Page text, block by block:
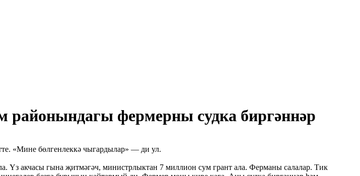
фермерны судка биргәннәр
«Мине бөлгенлеккә чыгардылар» — ди ул.
Үз акчасы гына җитмәгәч, министрлыктан 7 миллион сум грант ала. Ферманы салалар. Тик